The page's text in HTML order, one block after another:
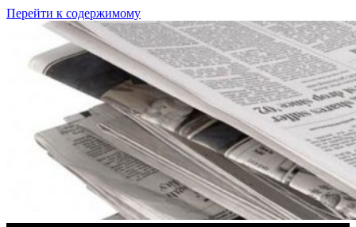
Перейти к содержимому